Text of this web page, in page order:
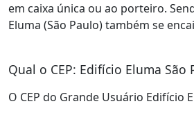
em caixa única ou ao porteiro.
Eluma (São Paulo) também se
Qual o CEP: Edifício Eluma São
O CEP do Grande Usuário Edifício